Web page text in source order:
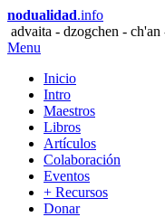
nodualidad.info
advaita - dzogchen -
Menu
Inicio
Intro
Maestros
Libros
Artículos
Colaboración
Eventos
+ Recursos
Donar